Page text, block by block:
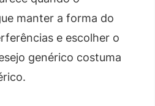
manter a forma do
e escolher o
genérico costuma